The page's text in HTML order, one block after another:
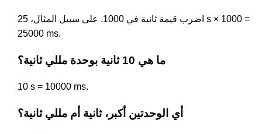
اضرب قيمة ثانية في 1000. على سبيل المثال، 25 s × 1000 =
25000 ms.
ما هي 10 ثانية بوحدة مللي ثانية؟
10 s = 10000 ms.
أي الوحدتين أكبر، ثانية أم مللي ثانية؟